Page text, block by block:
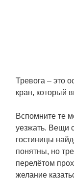
Тревога – это
кран, который
Вспомните те
уезжать. Вещи
гостиницы
понятны, но
перелётом
желание